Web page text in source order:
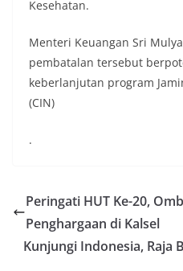
Kesehatan.
Menteri Keuangan Sri
pembatalan tersebut
keberlanjutan program
(CIN)
.
Peringati HUT Ke-20,
Penghargaan di Kalsel
Kunjungi Indonesia, Raja